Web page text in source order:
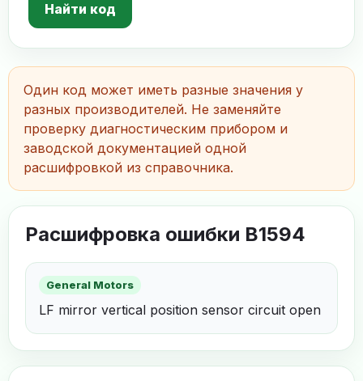
Найти код
Один код может иметь разные значения у
разных производителей. Не заменяйте
проверку диагностическим прибором и
заводской документацией одной
расшифровкой из справочника.
Расшифровка ошибки B1594
General Motors
LF mirror vertical position sensor circuit open